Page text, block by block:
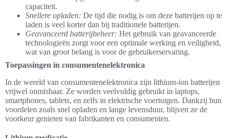
capaciteit.
Snellere opladen: De tijd die nodig is om deze batterijen op te
laden is veel korter dan bij traditionele batterijen.
Geavanceerd batterijbeheer: Het gebruik van geavanceerde
technologieën zorgt voor een optimale werking en veiligheid,
wat van groot belang is voor de gebruikerservaring.
Toepassingen in consumentenelektronica
In de wereld van consumentenelektronica zijn lithium-ion batterijen
vrijwel onmisbaar. Ze worden veelvuldig gebruikt in laptops,
smartphones, tablets, en zelfs in elektrische voertuigen. Dankzij hun
voordelen zoals snel opladen en lange levensduur, blijven ze de
voorkeur genieten van fabrikanten en consumenten.